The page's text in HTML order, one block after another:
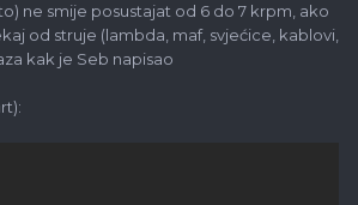
ne smije posustajat od 6 do 7 krpm, ako
od struje (lambda, maf, svjećice, kablovi,
kak je Seb napisao